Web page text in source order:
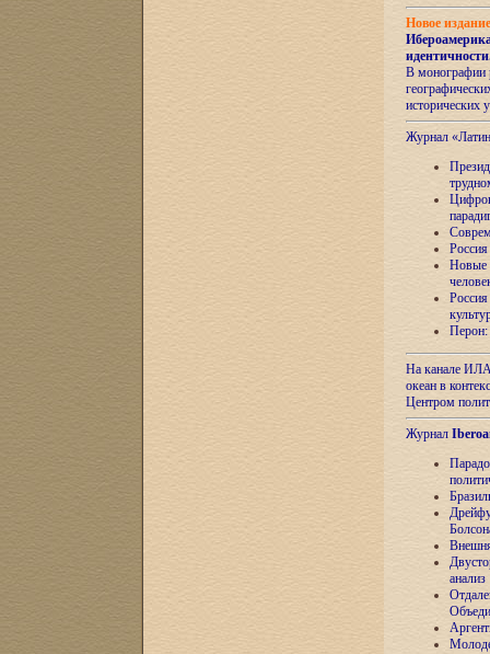
Новое
идентичности
В монографии
исторических
Журнал
Новые
Перон:
На канале
океан в
Центром
Журнал
анализ